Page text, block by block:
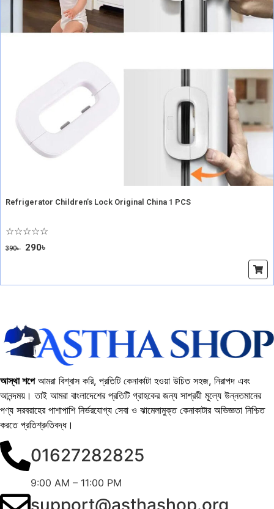
Refrigerator Children’s Lock Original China 1 PCS
☆☆☆☆☆
390৳ 290৳
আস্থা শপেআমরা বিশ্বাস করি, প্রতিটি কেনাকাটা হওয়া উচিত সহজ, নিরাপদ এবং
আনন্দময়। তাই আমরা বাংলাদেশের প্রতিটি গ্রাহকের জন্য সাশ্রয়ী মূল্যে উন্নতমানের
পণ্য সরবরাহের পাশাপাশি নির্ভরযোগ্য সেবা ও ঝামেলামুক্ত কেনাকাটার অভিজ্ঞতা নিশ্চিত
করতে প্রতিশ্রুতিবদ্ধ।
01627282825
9:00 AM – 11:00 PM
support@asthashop.org